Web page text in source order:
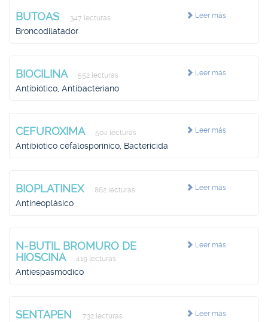
Leer más
BUTOAS 347 lecturas
Broncodilatador
Leer más
BIOCILINA 552 lecturas
Antibiótico, Antibacteriano
Leer más
CEFUROXIMA 504 lecturas
Antibiótico cefalosporínico, Bactericida
Leer más
BIOPLATINEX 862 lecturas
Antineoplásico
Leer más
N-BUTIL BROMURO DE
HIOSCINA
419 lecturas
Antiespasmódico
Leer más
SENTAPEN 732 lecturas